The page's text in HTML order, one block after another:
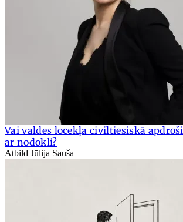
Vai valdes locekļa civiltiesiskā
ar nodokli?
Atbild Jūlija Sauša